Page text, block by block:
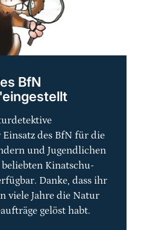
BfN
des BfN für die
und Jugendlichen
Kinatschu-
Danke, dass ihr
viele Jahre die Natur
gelöst habt.